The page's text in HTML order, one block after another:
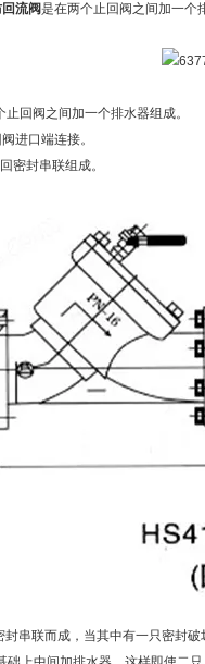
流阀是在两个止回阀之间加一个
回阀之间加一个排水器组成。
进口端连接。
密封串联组成。
串联而成，当其中有一只密封